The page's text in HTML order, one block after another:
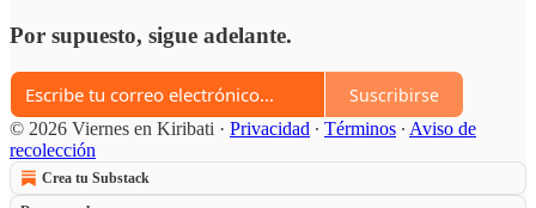
Por supuesto, sigue adelante.
Suscribirse
© 2026 Viernes en Kiribati · Privacidad ∙ Términos ∙ Aviso de
recolección
Crea tu Substack